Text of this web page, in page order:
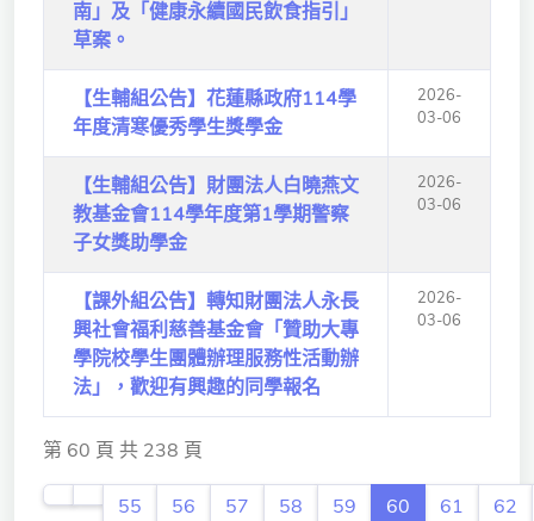
南」及「健康永續國民飲食指引」
草案。
【生輔組公告】花蓮縣政府114學
年度清寒優秀學生獎學金
2026-
03-06
【生輔組公告】財團法人白曉燕文
教基金會114學年度第1學期警察
子女獎助學金
2026-
03-06
【課外組公告】轉知財團法人永長
興社會福利慈善基金會「贊助大專
學院校學生團體辦理服務性活動辦
法」，歡迎有興趣的同學報名
2026-
03-06
第 60 頁 共 238 頁
55 56 57 58 59 60 61 62